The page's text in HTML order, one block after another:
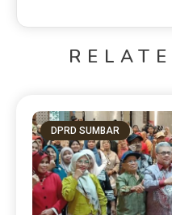
DPRD SUMBAR